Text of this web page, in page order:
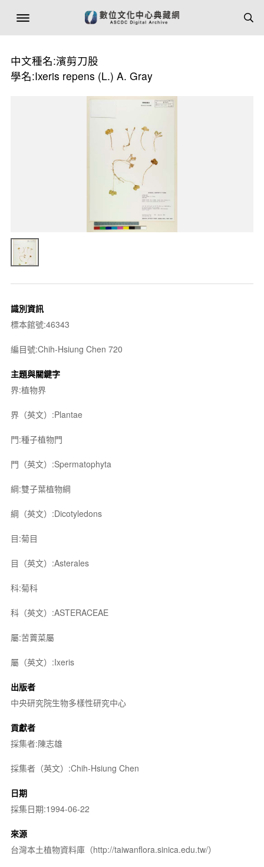
中文種名:濱剪刀股
學名:Ixeris repens (L.) A. Gray
識別資訊
標本館號:46343
編目號:Chih-Hsiung Chen 720
主題與關鍵字
界:植物界
界（英文）:Plantae
門:種子植物門
門（英文）:Spermatophyta
綱:雙子葉植物綱
綱（英文）:Dicotyledons
目:菊目
目（英文）:Asterales
科:菊科
科（英文）:ASTERACEAE
屬:苦藚菜屬
屬（英文）:Ixeris
出版者
中央研究院生物多樣性研究中心
貢獻者
採集者:陳志雄
採集者（英文）:Chih-Hsiung Chen
日期
採集日期:1994-06-22
來源
台灣本土植物資料庫（http://taiwanflora.sinica.edu.tw/）